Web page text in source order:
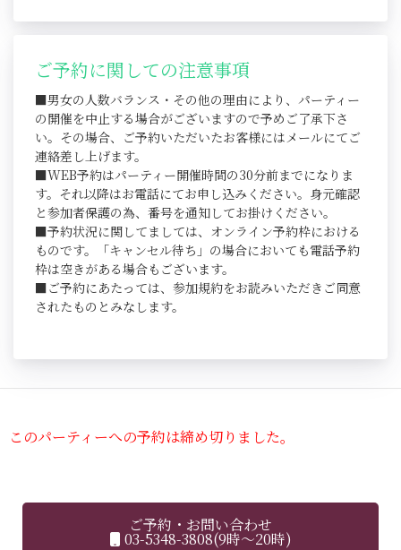
ご予約に関しての注意事項
■男女の人数バランス・その他の理由により、パーティー
の開催を中止する場合がございますので予めご了承下さ
い。その場合、ご予約いただいたお客様にはメールにてご
連絡差し上げます。
■WEB予約はパーティー開催時間の30分前までになりま
す。それ以降はお電話にてお申し込みください。身元確認
と参加者保護の為、番号を通知してお掛けください。
■予約状況に関してましては、オンライン予約枠における
ものです。「キャンセル待ち」の場合においても電話予約
枠は空きがある場合もございます。
■ご予約にあたっては、参加規約をお読みいただきご同意
されたものとみなします。
このパーティーへの予約は締め切りました。
ご予約・お問い合わせ
03-5348-3808(9時～20時)